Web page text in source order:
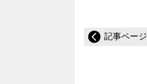
記事ペー